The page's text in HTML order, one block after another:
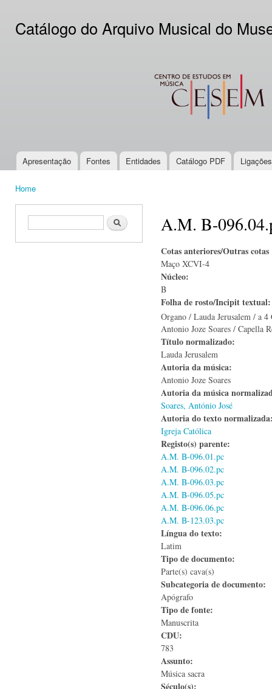
Catálogo do Arquivo Musical do
CESEM
Main menu
Apresentação Fontes Entidades Catálogo PDF
Home
Search form Search A.M. B-
Cotas anteriores/Outras
Maço XCVI-4
Núcleo:
B
Folha de rosto/Incipit
Organo / Lauda Jerusalem / a
Antonio Joze Soares / Capella
Título normalizado:
Lauda Jerusalem
Autoria da música:
Antonio Joze Soares
Autoria da música
Soares, António José
Autoria do texto
Igreja Católica
Registo(s) parente:
A.M. B-096.01.pc
A.M. B-096.02.pc
A.M. B-096.03.pc
A.M. B-096.05.pc
A.M. B-096.06.pc
A.M. B-123.03.pc
Língua do texto:
Latim
Tipo de documento:
Parte(s) cava(s)
Subcategoria de documento:
Apógrafo
Tipo de fonte:
Manuscrita
CDU:
783
Assunto:
Música sacra